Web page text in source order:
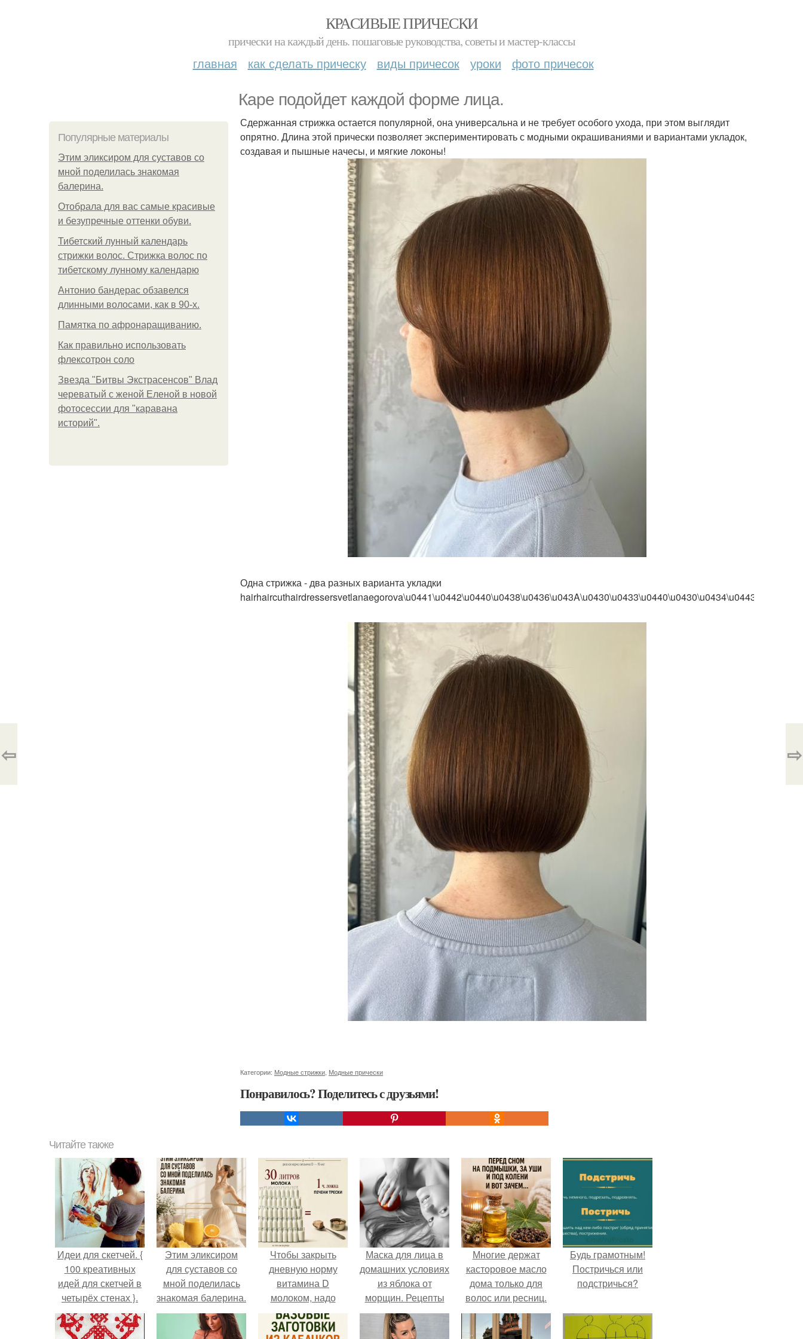
КРАСИВЫЕ ПРИЧЕСКИ
прически на каждый день. пошаговые руководства, советы и мастер-классы
главная как сделать прическу виды причесок уроки фото причесок
Каре подойдет каждой форме лица.
Популярные материалы
Этим эликсиром для суставов со
мной поделилась знакомая
балерина.
Отобрала для вас самые красивые
и безупречные оттенки обуви.
Тибетский лунный календарь
стрижки волос. Стрижка волос по
тибетскому лунному календарю
Антонио бандерас обзавелся
длинными волосами, как в 90-х.
Памятка по афронаращиванию.
Как правильно использовать
флексотрон соло
Звезда "Битвы Экстрасенсов" Влад
череватый с женой Еленой в новой
фотосессии для "каравана
историй".
Сдержанная стрижка остается популярной, она универсальна и не требует особого ухода, при этом выглядит
опрятно. Длина этой прически позволяет экспериментировать с модными окрашиваниями и вариантами укладок,
создавая и пышные начесы, и мягкие локоны!
Одна стрижка - два разных варианта укладки
Категории: Модные стрижки Модные прически
Понравилось? Поделитесь с друзьями!
⇦ ⇨
Читайте также
Идеи для скетчей. {
100 креативных
идей для скетчей в
четырёх стенах }.
Этим эликсиром
для суставов со
мной поделилась
знакомая балерина.
Чтобы закрыть
дневную норму
витамина D
молоком, надо
выпить 30 литров
или съесть одну
Маска для лица в
домашних условиях
из яблока от
морщин. Рецепты
домашних масок
для кожи лица из
Многие держат
касторовое масло
дома только для
волос или ресниц.
Будь грамотным!
Постричься или
подстричься?